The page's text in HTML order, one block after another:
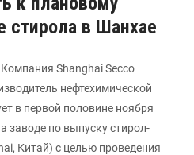
стирола в Шанхае
Компания Shanghai Secco
нефтехимической
в первой половине ноября
заводе по выпуску стирол-
Китай) с целью проведения